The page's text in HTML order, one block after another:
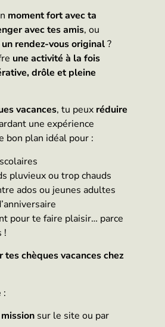
moment fort avec ta
avec tes amis, ou
rendez-vous original?
une activité à la fois
drôle et pleine
vacances, tu peux réduire
une expérience
bon plan idéal pour :
pluvieux ou trop chauds
ados ou jeunes adultes
pour te faire plaisir… parce
!
chèques vacances chez
:
sur le site ou par